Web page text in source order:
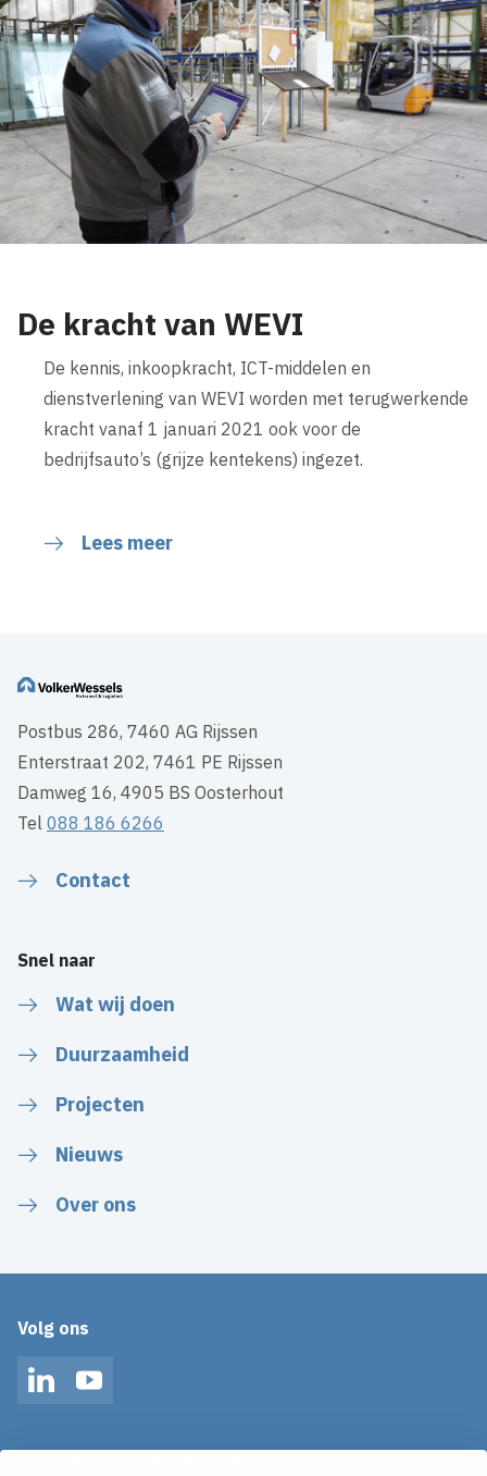
De kracht van WEVI
De kennis, inkoopkracht, ICT-middelen en
dienstverlening van WEVI worden met terugwerkende
kracht vanaf 1 januari 2021 ook voor de
bedrijfsauto’s (grijze kentekens) ingezet.
Lees meer
Postbus 286, 7460 AG Rijssen
Enterstraat 202, 7461 PE Rijssen
Damweg 16, 4905 BS Oosterhout
Tel088 186 6266
Contact
Snel naar
Wat wij doen
Duurzaamheid
Projecten
Nieuws
Over ons
Volg ons
LinkedInYouTube